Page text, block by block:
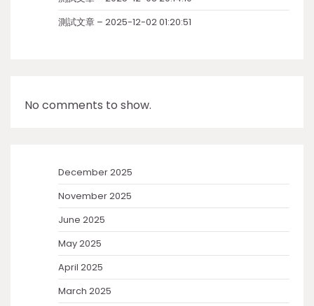
測試文章 – 2025-12-02 01:20:51
No comments to show.
December 2025
November 2025
June 2025
May 2025
April 2025
March 2025